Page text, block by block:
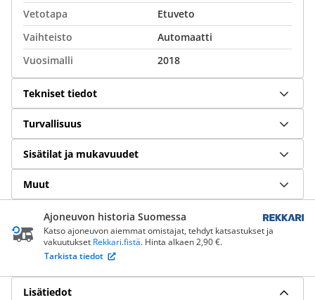
Vetotapa
Etuveto
Vaihteisto
Automaatti
Vuosimalli
2018
Tekniset tiedot
Turvallisuus
Sisätilat ja mukavuudet
Muut
Ajoneuvon historia Suomessa
Katso ajoneuvon aiemmat omistajat, tehdyt katsastukset ja
vakuutukset Rekkari.fistä. Hinta alkaen 2,90 €.
Tarkista tiedot
Lisätiedot